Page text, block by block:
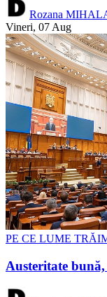
Rozana
Vineri, 07 Aug
PE CE LUME
Austeritate